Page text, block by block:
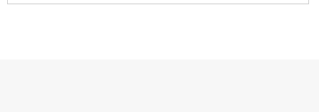
Psalm 76 vers 1
Psalm 100 Juich,
koralen over